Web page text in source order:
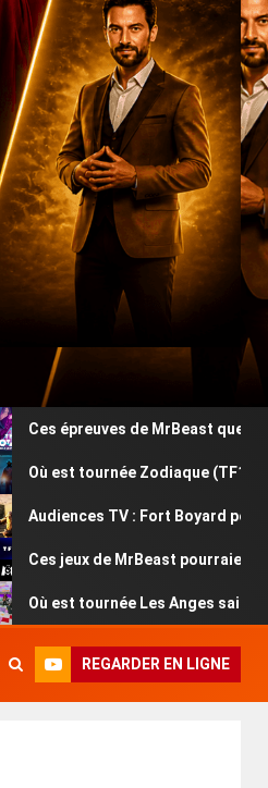
Ces épreuves de MrBeast que vous
Où est tournée Zodiaque (TF1) ?
Audiences TV : Fort Boyard perd
Ces jeux de MrBeast pourraient
Où est tournée Les Anges saison
REGARDER EN LIGNE